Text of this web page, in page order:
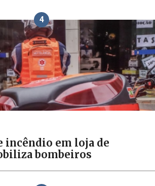
4
incêndio em loja de
bombeiros